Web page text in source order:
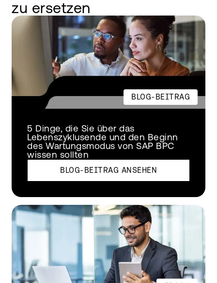
zu ersetzen
BLOG-BEITRAG
5 Dinge, die Sie über das
Lebenszyklusende und den Beginn
des Wartungsmodus von SAP BPC
wissen sollten
BLOG-BEITRAG ANSEHEN